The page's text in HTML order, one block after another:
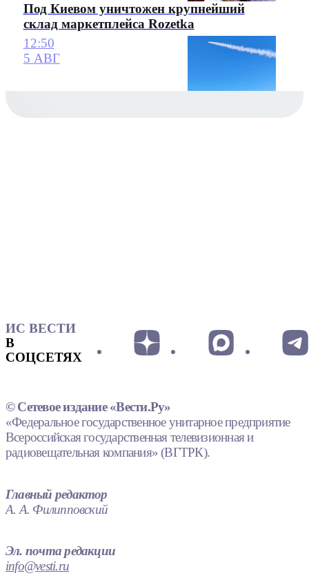
Под Киевом уничтожен крупнейший
склад маркетплейса Rozetka
12:50
5 АВГ
ИС ВЕСТИ
В
СОЦСЕТЯХ
© Сетевое издание «Вести.Ру»
«Федеральное государственное унитарное предприятие
Всероссийская государственная телевизионная и
радиовещательная компания» (ВГТРК).
Главный редактор
А. А. Филипповский
Эл. почта редакции
info@vesti.ru